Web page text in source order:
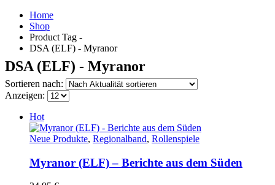
Home
Shop
Product Tag -
DSA (ELF) - Myranor
DSA (ELF) - Myranor
Sortieren nach:
Anzeigen:
Hot
Neue Produkte, Regionalband, Rollenspiele
Myranor (ELF) – Berichte aus dem Süden